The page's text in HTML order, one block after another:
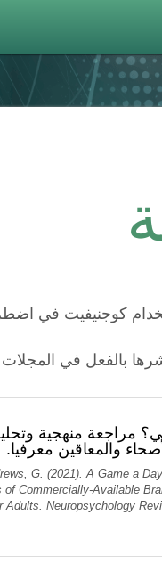
كوجنيفيت في
بالفعل في المجلات
مراجعة منهجية
والمعاقين معرفيا.
G. (2021). A Game a
Commercially-Available
Adults. Neuropsychology